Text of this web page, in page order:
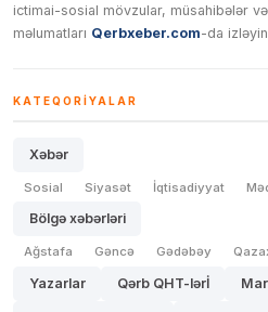
ictimai-sosial mövzular, müsahibələr
məlumatları Qerbxeber.com-da
KATEQORIYALAR
Xəbər
Sosial Siyasət İqtisadiyyat
Bölgə xəbərləri
Ağstafa Gəncə Gədəbəy
Yazarlar Qərb QHT-lərİ